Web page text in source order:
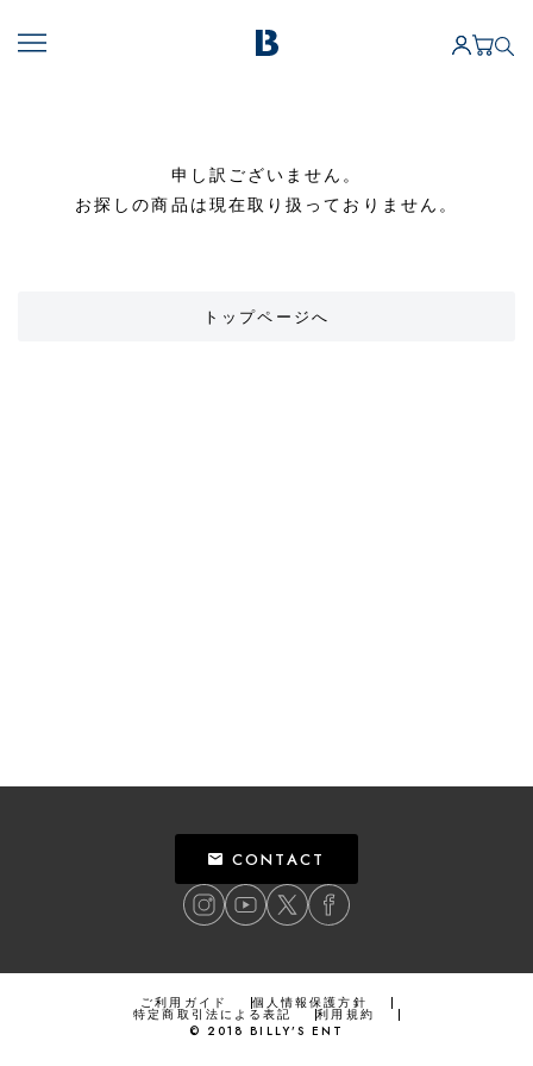
申し訳ございません。
お探しの商品は現在取り扱っておりません。
トップページへ
CONTACT
ご利用ガイド 個人情報保護方針
特定商取引法による表記
利用規約
© 2018 BILLY’S ENT